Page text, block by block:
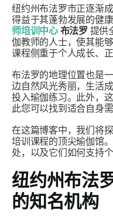
纽约州布法罗市正逐渐
得益于其蓬勃发展的健
师培训中心布法罗 提供
伽教师的人士，使其能
课程侧重于个人成长、
布法罗的地理位置也是
边自然风光秀丽，生活
投入瑜伽练习。此外，
此您可以找到适合自身
在这篇博客中，我们将
培训课程的顶尖瑜伽馆
处，以及它们如何支持
纽约州布法
的知名机构